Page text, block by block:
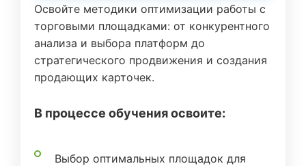
Освойте методики оптимизации работы с
торговыми площадками: от конкурентного
анализа и выбора платформ до
стратегического продвижения и создания
продающих карточек.
В процессе обучения освоите:
Выбор оптимальных площадок для